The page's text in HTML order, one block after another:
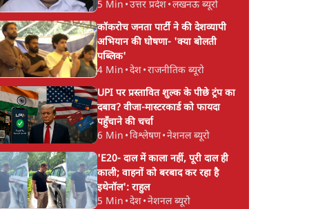
5 Min •उत्तर प्रदेश•लखनऊ ब्यूरो
कॉकरोच जनता पार्टी ने की देशव्यापी
अभियान की घोषणा- 'क्या बोलती
पब्लिक'
4 Min •देश•राजनीतिक ब्यूरो
UPI पर प्रस्तावित शुल्क के पीछे ट्रंप का
दबाव? वीजा-मास्टरकार्ड को फायदा
पहुँचाने की चर्चा
6 Min •विश्लेषण•नेशनल ब्यूरो
'E20- दाल में काला नहीं, पूरी दाल ही
काली; वाहनों को बरबाद कर रहा है
इथेनॉल': राहुल
5 Min •देश•नेशनल ब्यूरो